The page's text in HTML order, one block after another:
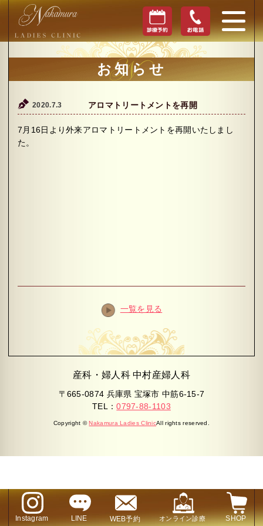
お知らせ
2020.7.3 アロマトリートメントを再開
7月16日より外来アロマトリートメントを再開いたしまし
た。
一覧を見る
Instagram LINE WEB予約 オンライン診療 SHOP
産科・婦人科 中村産婦人科
〒665-0874 兵庫県 宝塚市 中筋6-15-7
TEL：0797-88-1103
Copyright ©Nakamura Ladies ClinicAll rights reserved.